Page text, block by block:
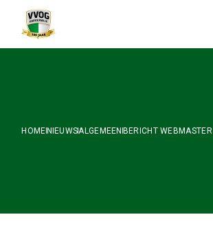
content
HOME NIEUWSALGEMEEN BERICHT WEBMASTER